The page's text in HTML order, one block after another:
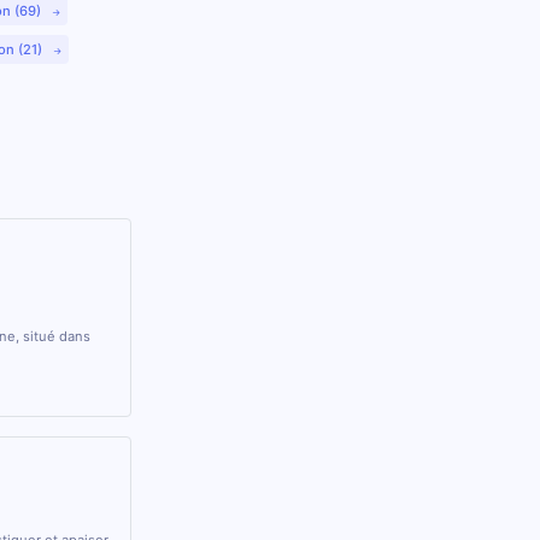
(69)
(21)
situé dans